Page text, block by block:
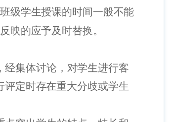
级学生授课的时间一般不能
映的应予及时替换。
集体讨论，对学生进行客
定时存在重大分歧或学生